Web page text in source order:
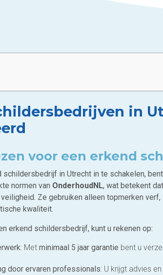
in
voor een erkend
in Utrecht in te schakelen,
normen van OnderhoudNL, wat betekent
Ze gebruiken alleen topmerken verf,
kwaliteit.
erkend schildersbedrijf, kunt u rekenen op:
: Met minimaal 5 jaar garantie bent u
door ervaren professionals: U krijgt advies